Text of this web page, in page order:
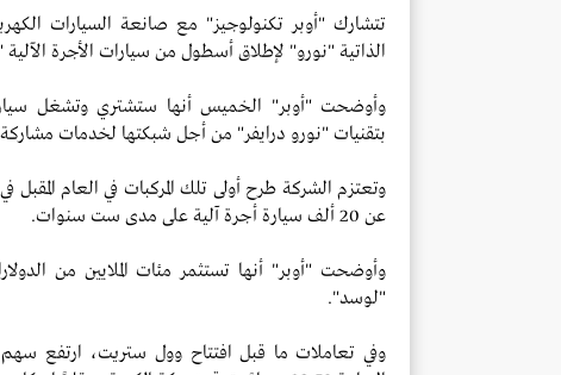
تتشارك "أوبر تكنولوجيز" مع صانعة السيارات
الذاتية "نورو" لإطلاق أسطول من سيارات الأجرة
وأوضحت "أوبر" الخميس أنها ستشتري وتشغل
بتقنيات "نورو درايفر" من أجل شبكتها لخدمات
وتعتزم الشركة طرح أولى تلك المركبات في العام
عن 20 ألف سيارة أجرة آلية على مدى ست سنوات.
"لوسد".